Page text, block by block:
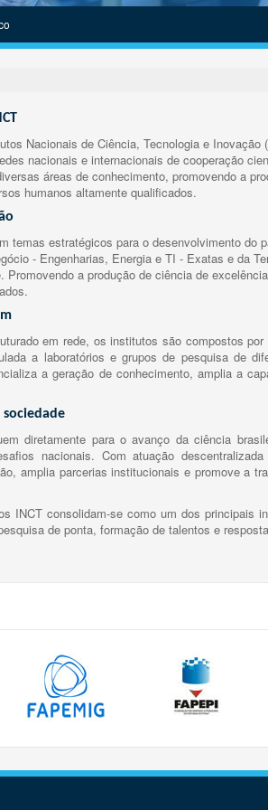
Nacionais de Ciência, Tecnologia e
nacionais e internacionais de cooperação
áreas de conhecimento, promovendo a
humanos altamente qualificados.
temas estratégicos para o desenvolvimento do
- Engenharias, Energia e TI - Exatas e da
Promovendo a produção de ciência de
em rede, os institutos são compostos
a laboratórios e grupos de pesquisa de
a geração de conhecimento, amplia a
diretamente para o avanço da ciência
nacionais. Com atuação
amplia parcerias institucionais e promove a
INCT consolidam-se como um dos principais
de ponta, formação de talentos e